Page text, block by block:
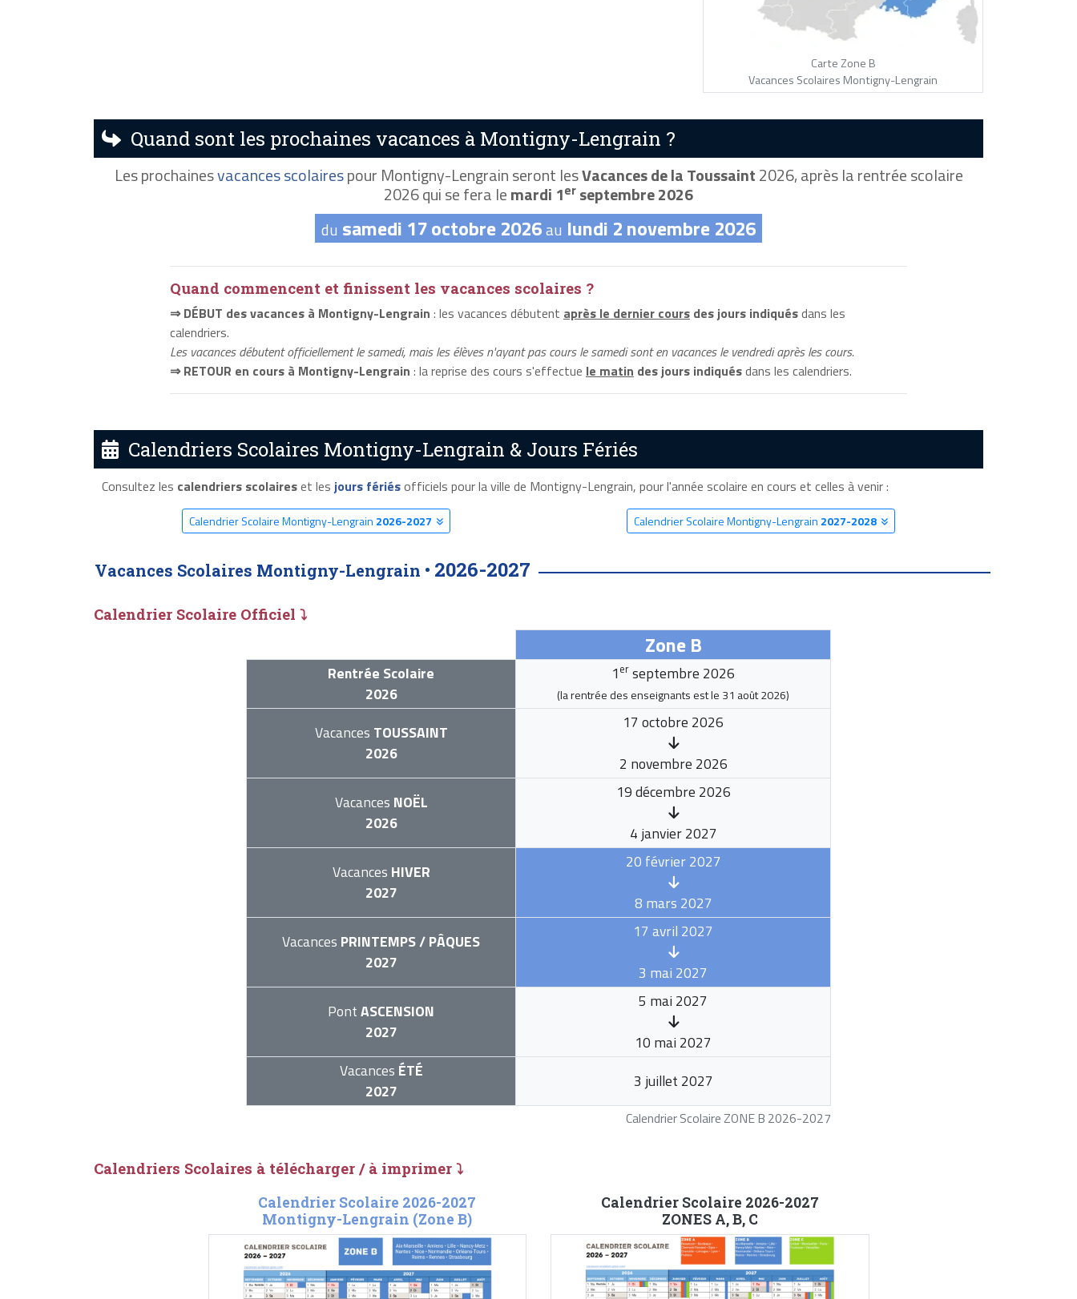
Carte Zone B
Vacances Scolaires Montigny-Lengrain
Quand sont les prochaines vacances à Montigny-Lengrain ?
Les prochainesvacances scolairespour Montigny-Lengrain seront lesVacances de la Toussaint2026, après la rentrée scolaire
2026 qui se fera lemardi 1er septembre 2026
du samedi 17 octobre 2026au lundi 2 novembre 2026
Quand commencent et finissent les vacances scolaires ?
⇒ DÉBUT des vacances à Montigny-Lengrain : les vacances débutent après le dernier cours des jours indiquésdans les
calendriers.
Les vacances débutent officiellement le samedi, mais les élèves n'ayant pas cours le samedi sont en vacances le vendredi après les cours.
⇒ RETOUR en cours à Montigny-Lengrain : la reprise des cours s'effectue le matin des jours indiquésdans les calendriers.
Calendriers Scolaires Montigny-Lengrain & Jours Fériés
Consultez les calendriers scolaireset les jours fériésofficiels pour la ville de Montigny-Lengrain, pour l'année scolaire en cours et celles à venir :
Calendrier Scolaire Montigny-Lengrain 2026-2027 Calendrier Scolaire Montigny-Lengrain 2027-2028
Vacances Scolaires Montigny-Lengrain • 2026-2027
Calendrier Scolaire Officiel ⤵
Calendrier Scolaire ZONE B 2026-2027
Zone B
Rentrée Scolaire
2026
1 er septembre 2026
(la rentrée des enseignants est le 31 août 2026)
Vacances TOUSSAINT
2026
17 octobre 2026
2 novembre 2026
Vacances NOËL
2026
19 décembre 2026
4 janvier 2027
Vacances HIVER
2027
20 février 2027
8 mars 2027
Vacances PRINTEMPS / PÂQUES
2027
17 avril 2027
3 mai 2027
PontASCENSION
2027
5 mai 2027
10 mai 2027
Vacances ÉTÉ
2027
3 juillet 2027
Calendriers Scolaires à télécharger / à imprimer ⤵
Calendrier Scolaire 2026-2027
Montigny-Lengrain (Zone B)
Calendrier Scolaire 2026-2027
ZONES A, B, C